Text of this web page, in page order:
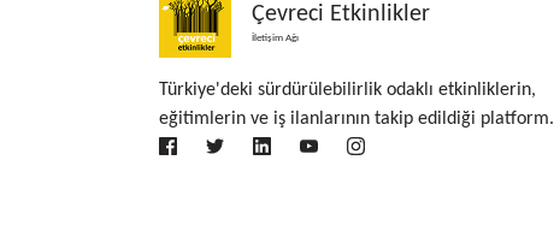
Çevreci Etkinlikler
İletişim Ağı
Türkiye'deki sürdürülebilirlik odaklı etkinliklerin,
eğitimlerin ve iş ilanlarının takip edildiği platform.